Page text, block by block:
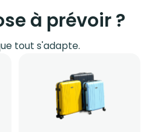
à prévoir ?
tout s'adapte.